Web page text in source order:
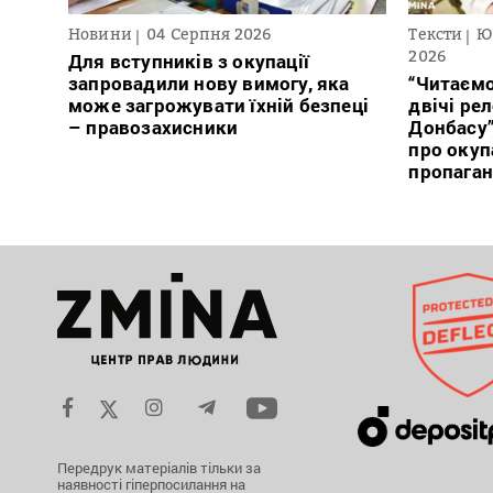
Новини 04 Серпня 2026
Для вступників з окупації
запровадили нову вимогу, яка
може загрожувати їхній безпеці
– правозахисники
Тексти
2026
двічі
про
Передрук матеріалів тільки за
наявності гіперпосилання на